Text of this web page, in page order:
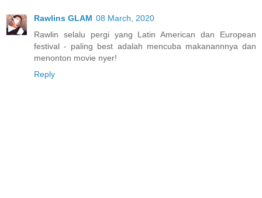
Rawlins GLAM 08 March, 2020
Rawlin selalu pergi yang Latin American dan European
festival - paling best adalah mencuba makanannnya dan
menonton movie nyer!
Reply